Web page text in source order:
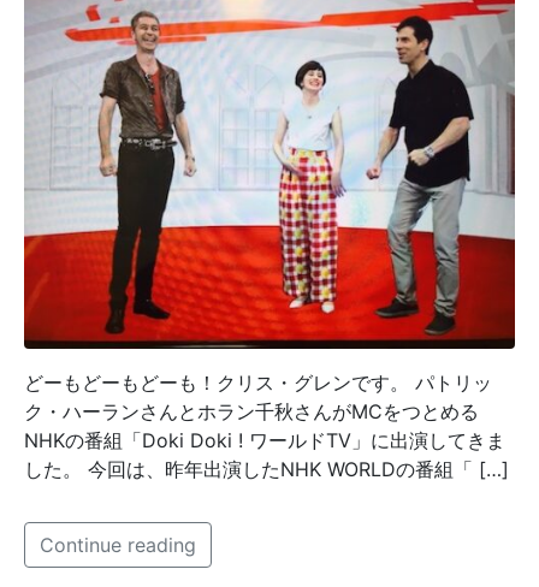
どーもどーもどーも！クリス・グレンです。 パトリッ
ク・ハーランさんとホラン千秋さんがMCをつとめる
NHKの番組「Doki Doki ! ワールドTV」に出演してきま
した。 今回は、昨年出演したNHK WORLDの番組「 […]
Continue reading